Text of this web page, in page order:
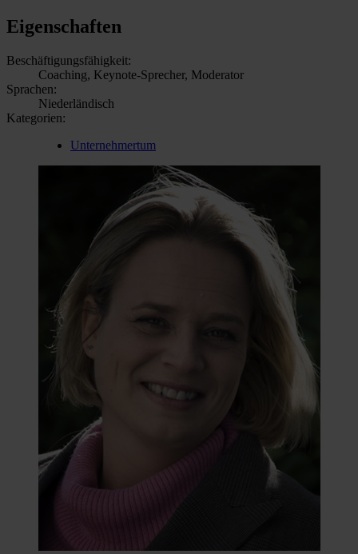
Eigenschaften
Beschäftigungsfähigkeit:
Coaching, Keynote-Sprecher, Moderator
Sprachen:
Niederländisch
Kategorien:
Unternehmertum